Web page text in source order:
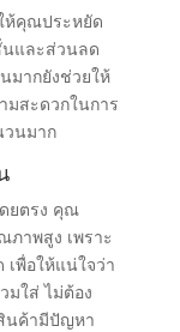
ห้คุณประหยัด
นและส่วนลด
มากยังช่วยให้
มสะดวกในการ
วนมาก
ดยตรง คุณ
าพสูง เพราะ
เพื่อให้แน่ใจว่า
ใส่ ไม่ต้อง
นค้ามีปัญหา